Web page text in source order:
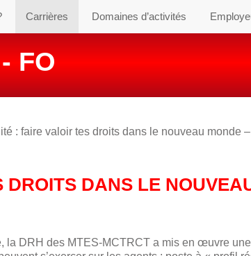
Carrières Domaines d’activités
FO
: faire valoir tes droits dans le nouveau monde
DANS LE
la DRH des MTES-MCTRCT a mis en œuvre